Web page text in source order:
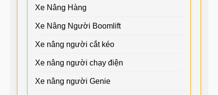
Xe Nâng Hàng
Xe Nâng Người Boomlift
Xe nâng người cắt kéo
Xe nâng người chạy điện
Xe nâng người Genie